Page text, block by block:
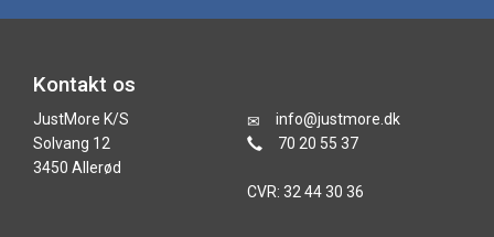
Kontakt os
JustMore K/S
Solvang 12
3450 Allerød
info@justmore.dk
70 20 55 37
CVR: 32 44 30 36